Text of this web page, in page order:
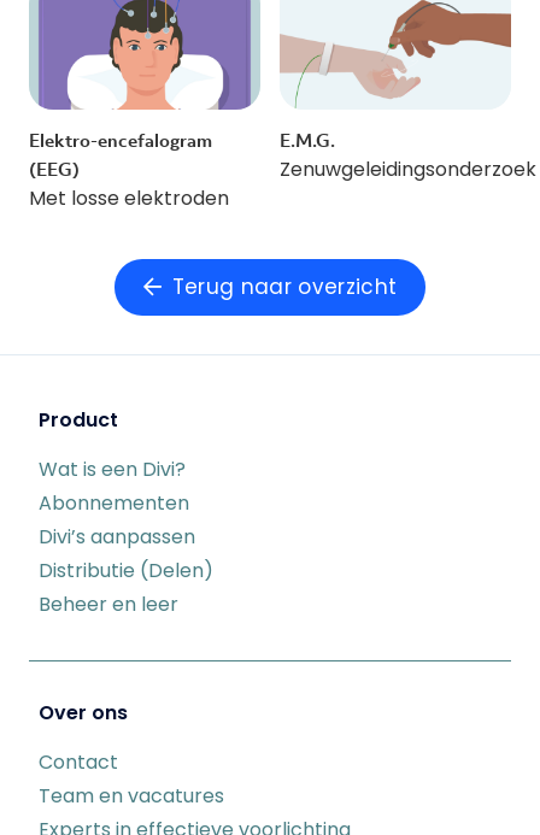
Elektro-encefalogram
(EEG)
Met losse elektroden
E.M.G.
Zenuwgeleidingsonderzoek
Terug naar overzicht
Product
Wat is een Divi?
Abonnementen
Divi’s aanpassen
Distributie (Delen)
Beheer en leer
Over ons
Contact
Team en vacatures